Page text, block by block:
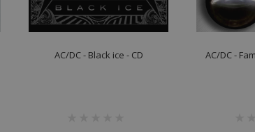
AC/DC - Black ice - CD AC/DC -